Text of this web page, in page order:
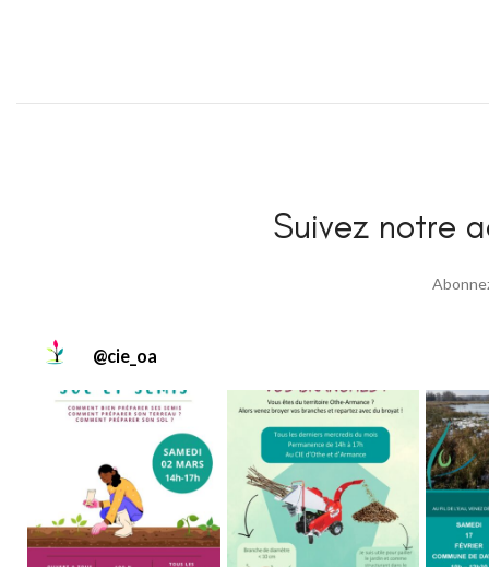
Suivez notre
@cie_oa